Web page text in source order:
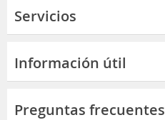
Servicios
Información útil
Preguntas frecuentes